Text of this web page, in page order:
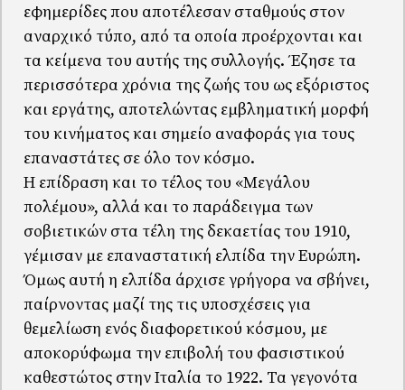
εφημερίδες που αποτέλεσαν σταθμούς στον
αναρχικό τύπο, από τα οποία προέρχονται και
τα κείμενα του αυτής της συλλογής. Έζησε τα
περισσότερα χρόνια της ζωής του ως εξόριστος
και εργάτης, αποτελώντας εμβληματική μορφή
του κινήματος και σημείο αναφοράς για τους
επαναστάτες σε όλο τον κόσμο.
Η επίδραση και το τέλος του «Μεγάλου
πολέμου», αλλά και το παράδειγμα των
σοβιετικών στα τέλη της δεκαετίας του 1910,
γέμισαν με επαναστατική ελπίδα την Ευρώπη.
Όμως αυτή η ελπίδα άρχισε γρήγορα να σβήνει,
παίρνοντας μαζί της τις υποσχέσεις για
θεμελίωση ενός διαφορετικού κόσμου, με
αποκορύφωμα την επιβολή του φασιστικού
καθεστώτος στην Ιταλία το 1922. Τα γεγονότα